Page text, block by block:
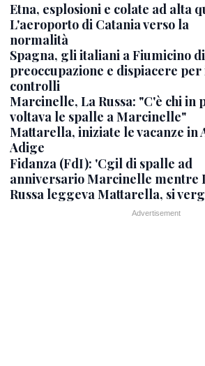
Etna, esplosioni e colate ad alta
L'aeroporto di Catania verso la
normalità
Spagna, gli italiani a Fiumicino
preoccupazione e dispiacere per
controlli
Marcinelle, La Russa: "C'è chi in
voltava le spalle a Marcinelle"
Mattarella, iniziate le vacanze in
Adige
Fidanza (FdI): 'Cgil di spalle ad
anniversario Marcinelle mentre
Russa leggeva Mattarella, si